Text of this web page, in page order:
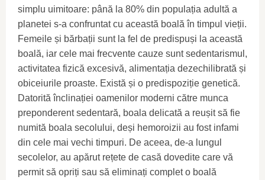
simplu uimitoare: până la 80% din populația adultă a
planetei s-a confruntat cu această boală în timpul vieții.
Femeile și bărbații sunt la fel de predispuși la această
boală, iar cele mai frecvente cauze sunt sedentarismul,
activitatea fizică excesivă, alimentația dezechilibrată și
obiceiurile proaste. Există și o predispoziție genetică.
Datorită înclinației oamenilor moderni către munca
preponderent sedentară, boala delicată a reușit să fie
numită boala secolului, deși hemoroizii au fost infami
din cele mai vechi timpuri. De aceea, de-a lungul
secolelor, au apărut rețete de casă dovedite care vă
permit să opriți sau să eliminați complet o boală